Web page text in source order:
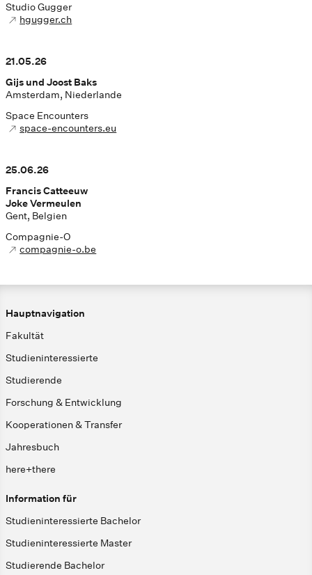
Studio Gugger
hgugger.ch
21.05.26
Gijs und Joost Baks
Amsterdam, Niederlande
Space Encounters
space-encounters.eu
25.06.26
Francis Catteeuw
Joke Vermeulen
Gent, Belgien
Compagnie-O
compagnie-o.be
Hauptnavigation
Fakultät
Studieninteressierte
Studierende
Forschung & Entwicklung
Kooperationen & Transfer
Jahresbuch
here+there
Information für
Studieninteressierte Bachelor
Studieninteressierte Master
Studierende Bachelor